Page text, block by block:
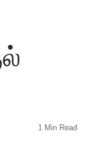
1 Min Read